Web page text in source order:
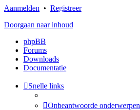
Aanmelden • Registreer
Doorgaan naar inhoud
phpBB
Forums
Downloads
Documentatie
Snelle links
Onbeantwoorde onderwerpen